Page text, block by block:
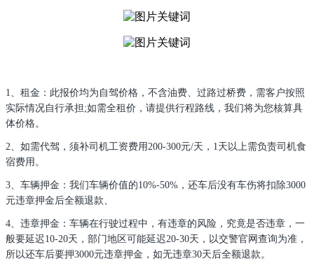
1、租金：此报价均为自驾价格，不含油费、过路过桥费，需客户按照
实际情况自行承担;如需全租价，请提供行程路线，我们将为您核算具
体价格。
2、如需代驾，须补司机工资费用200-300元/天，1天以上需负责司机食
宿费用。
3、车辆押金：我们车辆价值的10%-50%，还车后没有车伤将扣除3000
元违章押金后全额退款、
4、违章押金：车辆在行驶过程中，有违章的风险，究竟是否违章，一
般要延迟10-20天，部门地区可能延迟20-30天，以交警官网查询为准，
所以还车后要押3000元违章押金，如无违章30天后全额退款。